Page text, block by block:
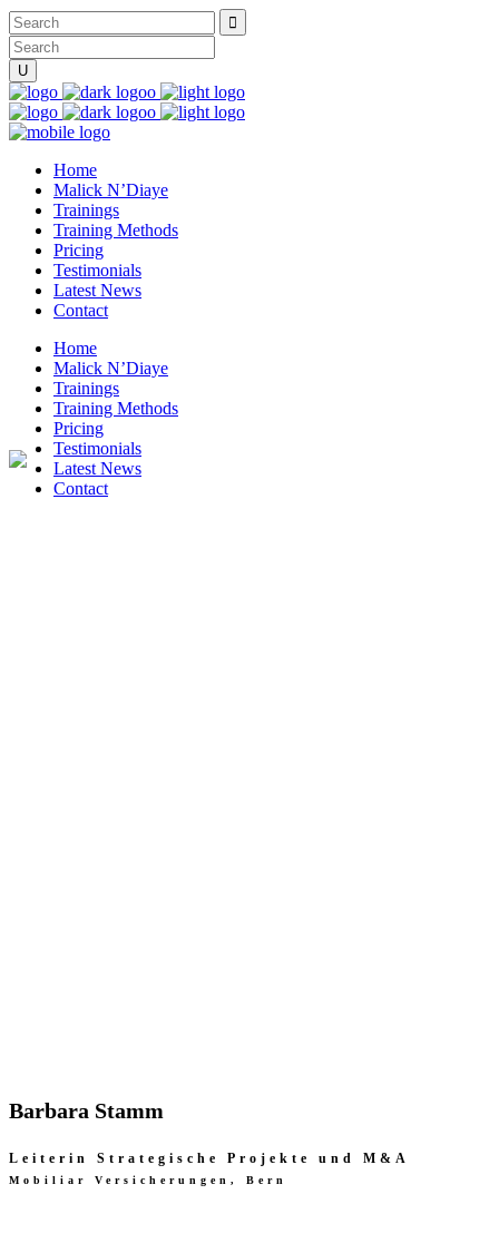
Home
Malick N’Diaye
Trainings
Training Methods
Pricing
Testimonials
Latest News
Contact
Home
Malick N’Diaye
Trainings
Training Methods
Pricing
Testimonials
Latest News
Contact
Barbara Stamm
Leiterin Strategische Projekte und M&A
Mobiliar Versicherungen, Bern